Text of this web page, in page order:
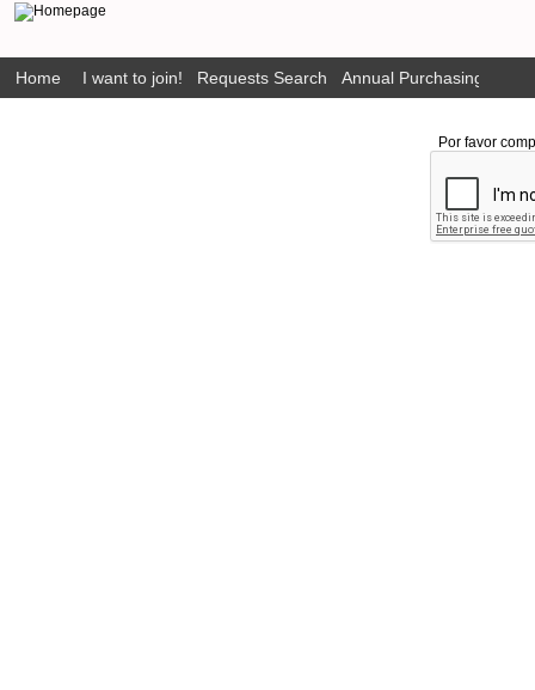
Home I want to join! Requests Search Annual Purchasing Plan
Por favor